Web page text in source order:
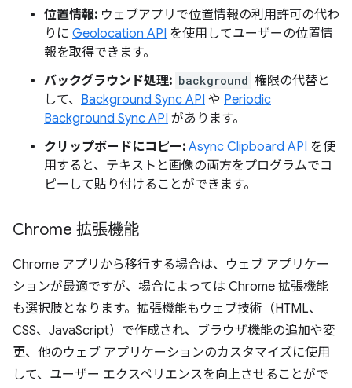
位置情報: ウェブアプリで位置情報の利用許可の代わ
りに Geolocation API を使用してユーザーの位置情
報を取得できます。
バックグラウンド処理: background 権限の代替と
して、 Background Sync API や Periodic
Background Sync API があります。
クリップボードにコピー: Async Clipboard API を使
用すると、テキストと画像の両方をプログラムでコ
ピーして貼り付けることができます。
Chrome 拡張機能
Chrome アプリから移行する場合は、ウェブ アプリケー
ションが最適ですが、場合によっては Chrome 拡張機能
も選択肢となります。拡張機能もウェブ技術（HTML、
CSS、JavaScript）で作成され、ブラウザ機能の追加や変
更、他のウェブ アプリケーションのカスタマイズに使用
して、ユーザー エクスペリエンスを向上させることがで